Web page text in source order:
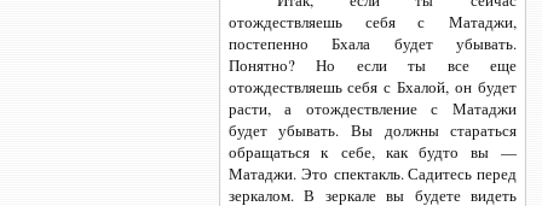
отождествляешь себя с Матаджи,
постепенно Бхала будет убывать.
Понятно? Но если ты все еще
отождествляешь себя с Бхалой, он будет
расти, а отождествление с Матаджи
будет убывать. Вы должны стараться
обращаться к себе, как будто вы —
Матаджи. Это спектакль. Садитесь перед
зеркалом. В зеркале вы будете видеть